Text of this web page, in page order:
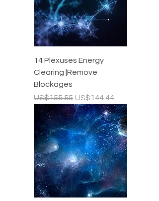
14 Plexuses Energy
Clearing |Remove
Blockages
ราคาปกติ
US$155.55 ราคาขายลด
US$144.44